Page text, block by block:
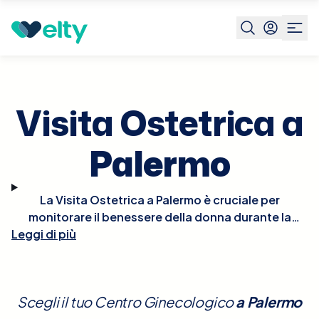
Prenota visita
Visita Ostetrica a
Palermo
La Visita Ostetrica a Palermo è cruciale per
monitorare il benessere della donna durante la
gravidanza. Durante la visita, l'ostetrico valuterà la
benessere generale. È anche un'opportunità per
Leggi di più
Scegli il tuo Centro Ginecologicoa Palermo